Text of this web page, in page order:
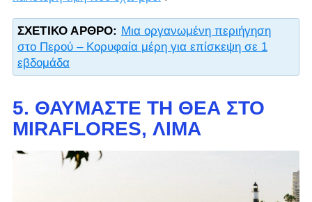
ΣΧΕΤΙΚΌ ΆΡΘΡΟ: Μια οργανωμένη περιήγηση
στο Περού – Κορυφαία μέρη για επίσκεψη σε 1
εβδομάδα
5. ΘΑΥΜΆΣΤΕ ΤΗ ΘΈΑ ΣΤΟ
MIRAFLORES, ΛΊΜΑ